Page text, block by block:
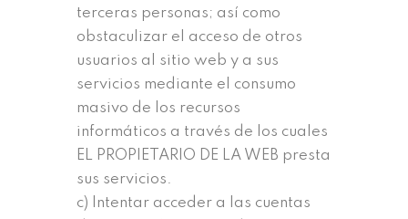
terceras personas; así como
obstaculizar el acceso de otros
usuarios al sitio web y a sus
servicios mediante el consumo
masivo de los recursos
informáticos a través de los cuales
EL PROPIETARIO DE LA WEB presta
sus servicios.
c) Intentar acceder a las cuentas